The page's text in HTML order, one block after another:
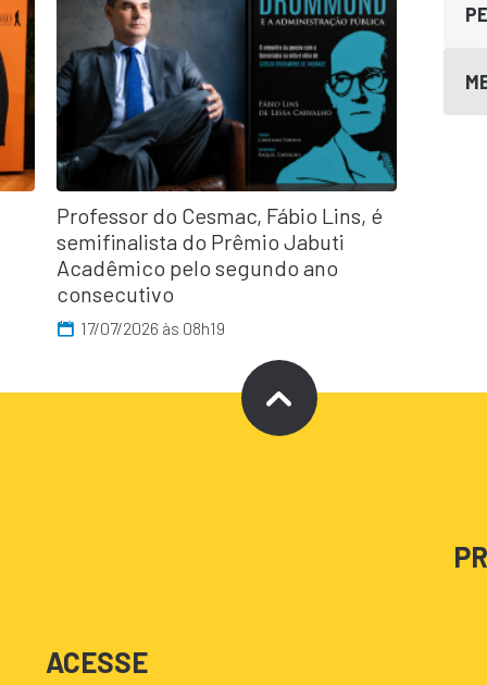
Professor do Cesmac, Fábio Lins, é
semifinalista do Prêmio Jabuti
Acadêmico pelo segundo ano
consecutivo
17/07/2026 às 08h19
ACESSE